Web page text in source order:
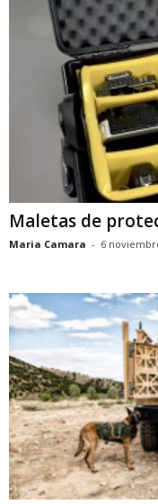
Maletas de
Maria Camara - 6